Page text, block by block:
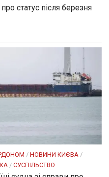
статус після березня
/ НОВИНИ КИЄВА /
/ СУСПІЛЬСТВО